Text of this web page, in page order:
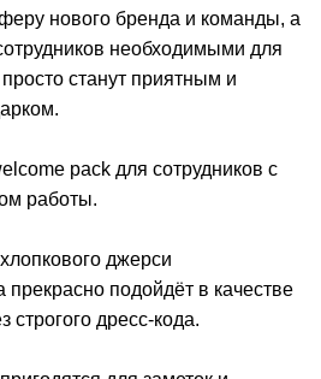
нового бренда и команды, а
необходимыми для
станут приятным и
pack для сотрудников с
работы.
джерси
прекрасно подойдёт в качестве
дресс-кода.